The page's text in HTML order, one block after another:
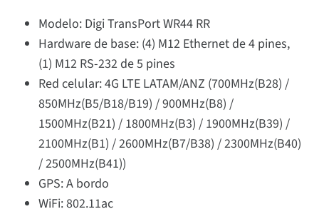
Modelo: Digi TransPort WR44 RR
Hardware de base: (4) M12 Ethernet de 4 pines,
(1) M12 RS-232 de 5 pines
Red celular: 4G LTE LATAM/ANZ (700MHz(B28) /
850MHz(B5/B18/B19) / 900MHz(B8) /
1500MHz(B21) / 1800MHz(B3) / 1900MHz(B39) /
2100MHz(B1) / 2600MHz(B7/B38) / 2300MHz(B40)
/ 2500MHz(B41))
GPS: A bordo
WiFi: 802.11ac